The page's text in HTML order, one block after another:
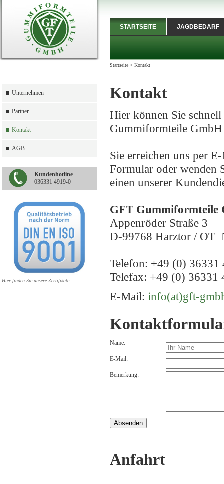
Unternehmen
Partner
Kontakt
AGB
Kundenhotline
036331 4919-0
Hier finden Sie unsere Zertifikate
STARTSEITE JAGDBEDARF
Startseite > Kontakt
Kontakt
Hier können Sie
Gummiformteile
Sie erreichen uns per
Formular oder wenden
einen unserer
GFT Gummiformteile
Appenröder Straße 3
D-99768 Harztor / OT
Telefon: +49 (0) 36331
Telefax: +49 (0) 36331
E-Mail: info(at)gft-
Name:
E-Mail:
Bemerkung:
Anfahrt